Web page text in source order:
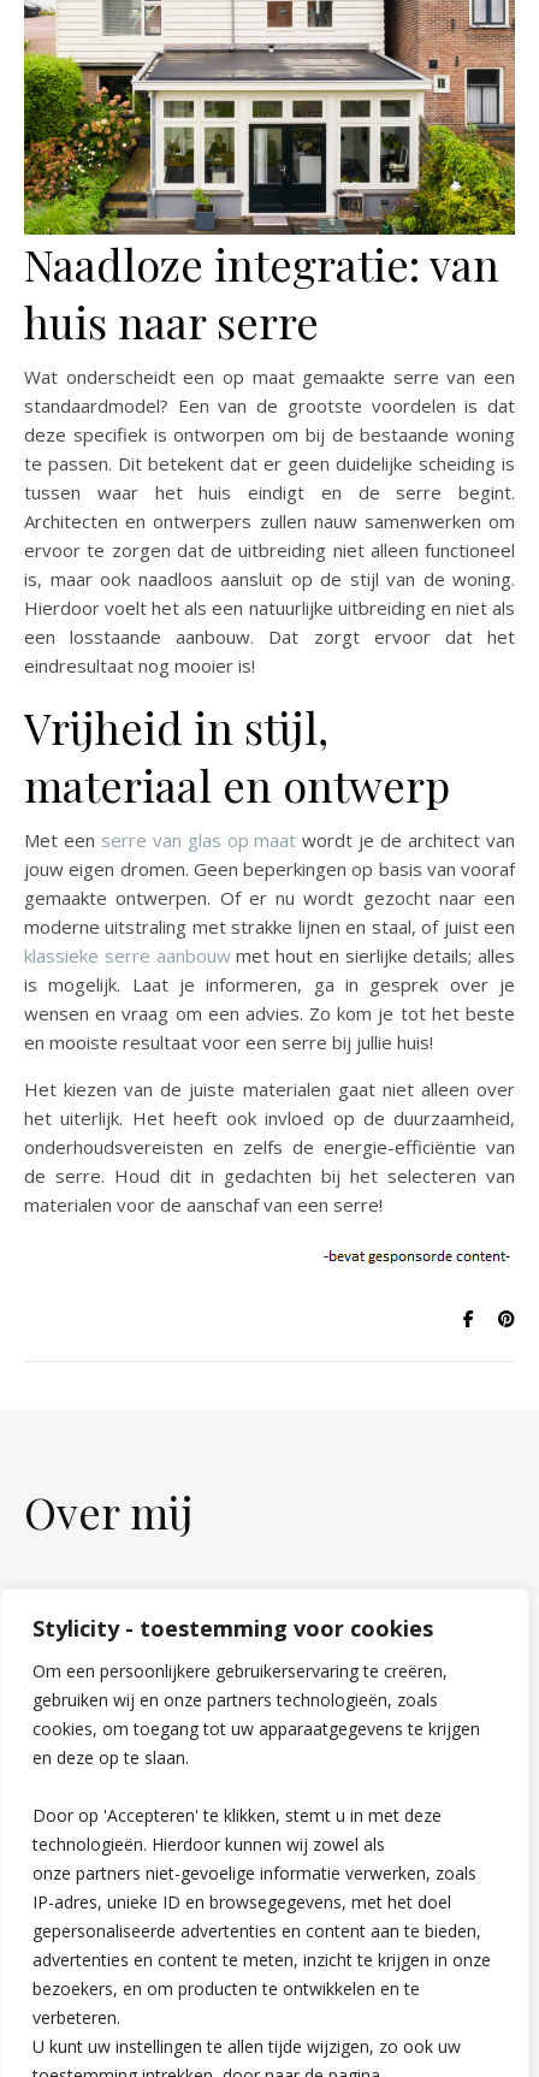
Stylicity - toestemming voor cookies
Om een persoonlijkere gebruikerservaring te creëren,
gebruiken wij en onze partners technologieën, zoals
cookies, om toegang tot uw apparaatgegevens te krijgen
en deze op te slaan.
Door op 'Accepteren' te klikken, stemt u in met deze
technologieën. Hierdoor kunnen wij zowel als
onze partners niet-gevoelige informatie verwerken, zoals
IP-adres, unieke ID en browsegegevens, met het doel
gepersonaliseerde advertenties en content aan te bieden,
advertenties en content te meten, inzicht te krijgen in onze
bezoekers, en om producten te ontwikkelen en te
verbeteren.
U kunt uw instellingen te allen tijde wijzigen, zo ook uw
Naadloze integratie: van
huis naar serre
Wat onderscheidt een op maat gemaakte serre van een
standaardmodel? Een van de grootste voordelen is dat
deze specifiek is ontworpen om bij de bestaande woning
te passen. Dit betekent dat er geen duidelijke scheiding is
tussen waar het huis eindigt en de serre begint.
Architecten en ontwerpers zullen nauw samenwerken om
ervoor te zorgen dat de uitbreiding niet alleen functioneel
is, maar ook naadloos aansluit op de stijl van de woning.
Hierdoor voelt het als een natuurlijke uitbreiding en niet als
een losstaande aanbouw. Dat zorgt ervoor dat het
eindresultaat nog mooier is!
Vrijheid in stijl,
materiaal en ontwerp
Met een serre van glas op maat wordt je de architect van
jouw eigen dromen. Geen beperkingen op basis van vooraf
gemaakte ontwerpen. Of er nu wordt gezocht naar een
moderne uitstraling met strakke lijnen en staal, of juist een
klassieke serre aanbouwmet hout en sierlijke details; alles
is mogelijk. Laat je informeren, ga in gesprek over je
wensen en vraag om een advies. Zo kom je tot het beste
en mooiste resultaat voor een serre bij jullie huis!
Het kiezen van de juiste materialen gaat niet alleen over
het uiterlijk. Het heeft ook invloed op de duurzaamheid,
onderhoudsvereisten en zelfs de energie-efficiëntie van
de serre. Houd dit in gedachten bij het selecteren van
materialen voor de aanschaf van een serre!
Over mij
Hoi! Ik ben Charlotte, de oprichter van Stylicity.nl. Met deze
blog hoop ik vrouwen te inspireren en vermaken met leuke
artikelen over alles in het dagelijkse leven!